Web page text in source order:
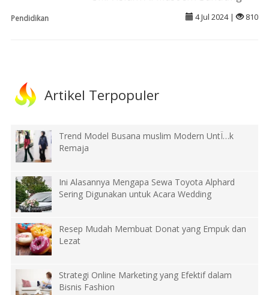
Pendidikan 4 Jul 2024 | 810
Artikel Terpopuler
Trend Model Busana muslim Modern UntÏ…k
Remaja
Ini Alasannya Mengapa Sewa Toyota Alphard
Sering Digunakan untuk Acara Wedding
Resep Mudah Membuat Donat yang Empuk dan
Lezat
Strategi Online Marketing yang Efektif dalam
Bisnis Fashion